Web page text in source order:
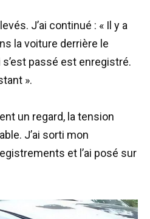
J’ai continué : « Il y a
la voiture derrière le
passé est enregistré.
».
un regard, la tension
J’ai sorti mon
et l’ai posé sur